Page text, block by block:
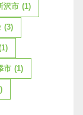
沢市 (1)
(3)
市 (1)